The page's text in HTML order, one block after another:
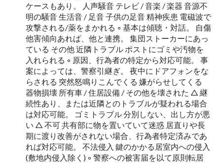
ケースもあり。 人声騒音 テレビ / 音楽 / 楽器 音源不
明の騒音 生活音 / 足音 子供の足音 精神疾患 電磁波で
攻撃される/薬をまかれる ◦ 基本は傾聴・対話。 自傷
他害傾向あれば、他と連携。 集団ストーカーにあっ
ている その他 近隣トラブル ポストにゴミや汚物を
入れられる ◦ 原因、行為者の特定から対応可能。 事
案によっては、警察引継ぎ。 夜中にドアフォンをな
らされる 突然怒鳴りこんでくる 嫌がらせしてくる
器物損壊 所有車 / 住居設備 / その他を壊された △ 継
続性あり、または近隣とのトラブルが疑われる場合
は対応可能。 ゴミトラブル 分別しない、出し方が悪
い △ 不可 共有部に物を置いていて迷惑 居直りや長
期に渡り改善がされない場合、行為者特定済みであ
れば対応可能。 不法侵入 鍵のかかる居室内への侵入
(敷地内侵入除く) ◦ 警察への被害届を以て原則転居